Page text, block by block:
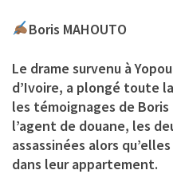
Boris MAHOUTO
Le drame survenu à
d’Ivoire, a plongé toute
les témoignages de Boris
l’agent de douane, les
assassinées alors
dans leur appartement.